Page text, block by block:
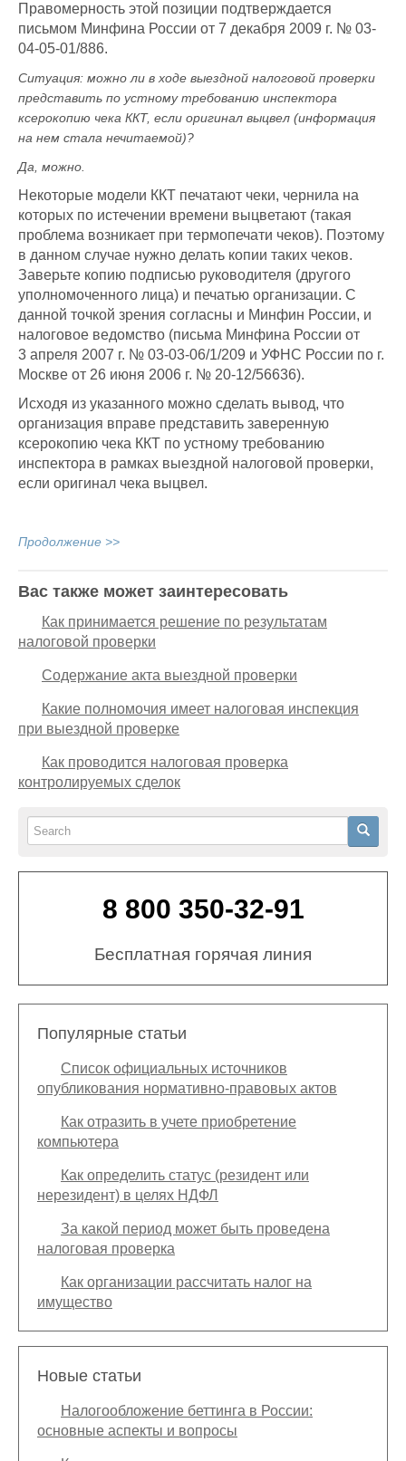
Правомерность этой позиции подтверждается
письмом Минфина России от 7 декабря 2009 г. № 03-
04-05-01/886.
Ситуация: можно ли в ходе выездной налоговой проверки
представить по устному требованию инспектора
ксерокопию чека ККТ, если оригинал выцвел (информация
на нем стала нечитаемой)?
Да, можно.
Некоторые модели ККТ печатают чеки, чернила на
которых по истечении времени выцветают (такая
проблема возникает при термопечати чеков). Поэтому
в данном случае нужно делать копии таких чеков.
Заверьте копию подписью руководителя (другого
уполномоченного лица) и печатью организации. С
данной точкой зрения согласны и Минфин России, и
налоговое ведомство (письма Минфина России от
3 апреля 2007 г. № 03-03-06/1/209 и УФНС России по г.
Москве от 26 июня 2006 г. № 20-12/56636).
Исходя из указанного можно сделать вывод, что
организация вправе представить заверенную
ксерокопию чека ККТ по устному требованию
инспектора в рамках выездной налоговой проверки,
если оригинал чека выцвел.
Продолжение >>
Вас также может заинтересовать
Как принимается решение по результатам
налоговой проверки
Содержание акта выездной проверки
Какие полномочия имеет налоговая инспекция
при выездной проверке
Как проводится налоговая проверка
контролируемых сделок
Search Search
8 800 350-32-91
Бесплатная горячая линия
Популярные статьи
Список официальных источников
опубликования нормативно-правовых актов
Как отразить в учете приобретение
компьютера
Как определить статус (резидент или
нерезидент) в целях НДФЛ
За какой период может быть проведена
налоговая проверка
Как организации рассчитать налог на
имущество
Новые статьи
Налогообложение беттинга в России:
основные аспекты и вопросы